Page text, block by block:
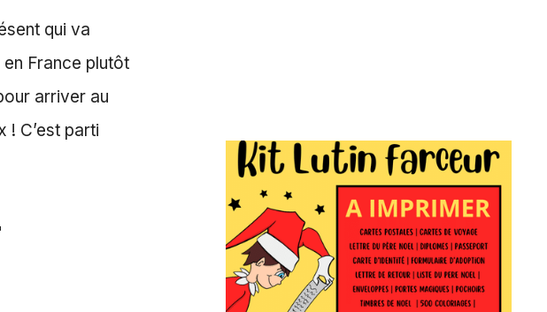
qui va
France plutôt
arriver au
! C’est parti